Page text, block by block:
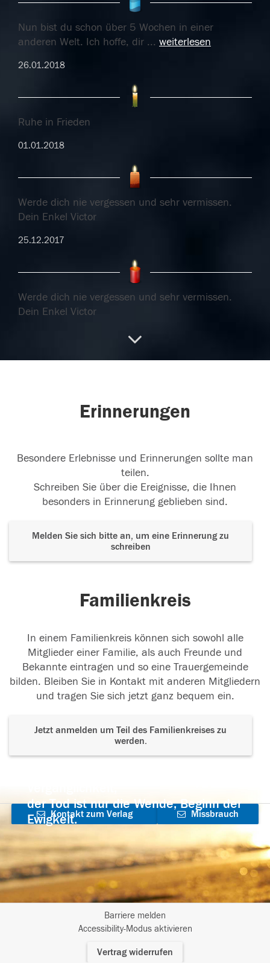
Nun bist du schon über 5 Wochen in einer
anderen Welt. Ich hoffe, dir ... weiterlesen
26.01.2018
Ruhe in Frieden
01.01.2018
Werde dich nie vergessen und sehr vermissen.
Dein Enkel Victor
25.12.2017
Werde dich nie vergessen und sehr vermissen.
Dein Enkel Victor
Erinnerungen
Besondere Erlebnisse und Erinnerungen sollte man
teilen.
Schreiben Sie über die Ereignisse, die Ihnen
besonders in Erinnerung geblieben sind.
Melden Sie sich bitte an, um eine Erinnerung zu
schreiben
Familienkreis
In einem Familienkreis können sich sowohl alle
Mitglieder einer Familie, als auch Freunde und
Bekannte eintragen und so eine Trauergemeinde
bilden. Bleiben Sie in Kontakt mit anderen Mitgliedern
und tragen Sie sich jetzt ganz bequem ein.
Jetzt anmelden um Teil des Familienkreises zu
werden.
der Tod ist nur die Wende, Beginn der
Ewigkeit.
Kontakt zum Verlag
aufnehmen
Missbrauch
Barriere melden
Accessibility-Modus aktivieren
Vertrag widerrufen